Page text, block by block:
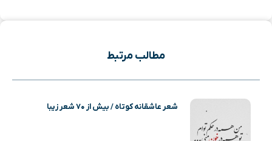
مطالب مرتبط
شعر عاشقانه کوتاه / بیش از ۷۰ شعر زیبا